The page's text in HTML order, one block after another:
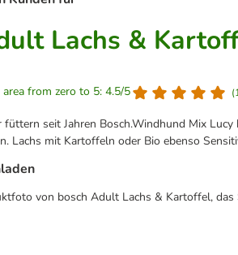
Lachs &
from zero to 5: 4.5/5 (
seit Jahren Bosch.Windhund Mix Lucy
Lachs mit Kartoffeln oder Bio ebenso
von bosch Adult Lachs & Kartoffel, das